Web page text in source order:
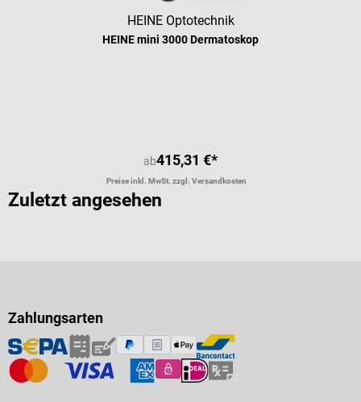
HEINE Optotechnik
HEINE mini 3000 Dermatoskop
ab415,31 €*
Preise inkl. MwSt. zzgl. Versandkosten
Zuletzt angesehen
Zahlungsarten